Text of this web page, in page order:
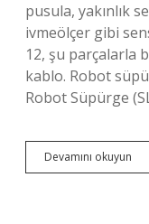
pusula, yakınlık
ivmeölçer gibi
12, şu parçalarla
kablo. Robot
Robot Süpürge
Devamını okuyun